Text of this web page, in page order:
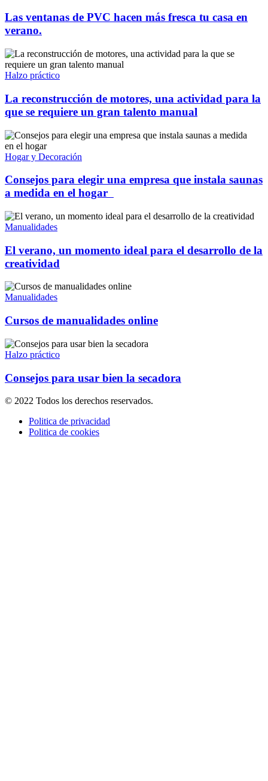
Las ventanas de PVC hacen más fresca tu casa en
verano.
Halzo práctico
La reconstrucción de motores, una actividad para la
que se requiere un gran talento manual
Hogar y Decoración
Consejos para elegir una empresa que instala saunas
a medida en el hogar
Manualidades
El verano, un momento ideal para el desarrollo de la
creatividad
Manualidades
Cursos de manualidades online
Halzo práctico
Consejos para usar bien la secadora
© 2022 Todos los derechos reservados.
Politica de privacidad
Politica de cookies